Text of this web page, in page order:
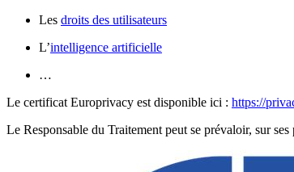
Les droits des utilisateurs
L’intelligence artificielle
…
Le certificat Europrivacy est disponible ici : https://
Le Responsable du Traitement peut se prévaloir, sur